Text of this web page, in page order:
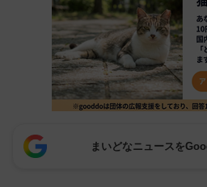
まいどなニュースを